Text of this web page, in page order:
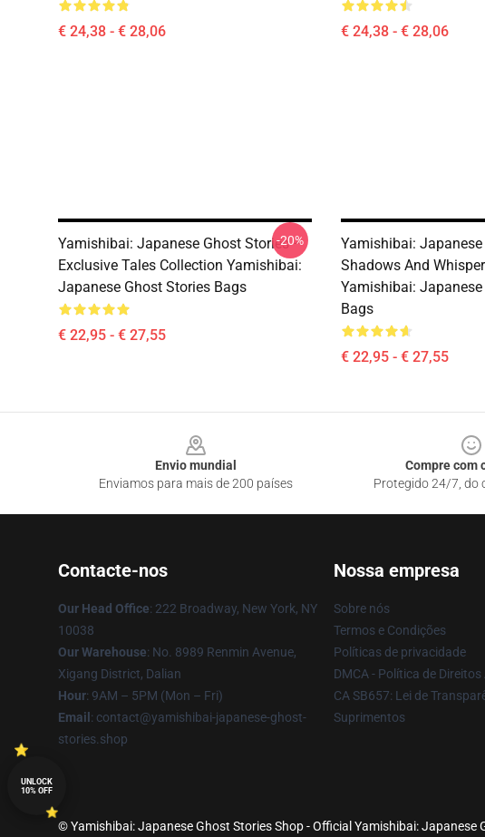
€ 24,38 - € 28,06 € 24,38 - € 28,06
Yamishibai: Japanese Ghost Stories –
Exclusive Tales Collection Yamishibai:
Japanese Ghost Stories Bags
€ 22,95 - € 27,55
-20%
Yamishibai:
Shadows And
Yamishibai:
Bags
€ 22,95 - € 27,55
Envio mundial
Enviamos para mais de 200 países
Compre com
Protegido 24/7, do
Contacte-nos
Our Head Office: 222 Broadway, New York, NY
10038
Our Warehouse: No. 8989 Renmin Avenue,
Xigang District, Dalian
Hour: 9AM – 5PM (Mon – Fri)
Email : contact@yamishibai-japanese-ghost-
stories.shop
Nossa empresa
Sobre nós
Termos e Condições
Políticas de privacidade
DMCA - Política de
CA SB657: Lei de
Suprimentos
© Yamishibai: Japanese Ghost Stories Shop - Official Yamishibai:
UNLOCK
10% OFF